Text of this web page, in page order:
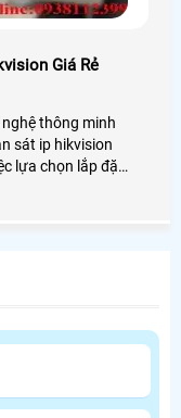
Giá Rẻ
thông minh
sát ip hikvision
lựa chọn lắp đặt